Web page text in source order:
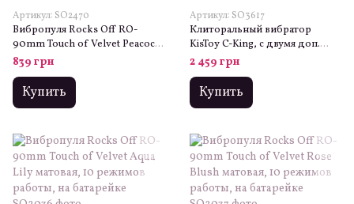
Артикул: SO2470
Вибропуля Rocks Off RO-
90mm Touch of Velvet Peacock
Petals матовая, 10 режимов
работы, на батарейке
839 грн
Купить
Артикул: SO3617
Клиторальный вибратор
KisToy C-King, с двумя доп.
насадками, мощная точечная
стимуляция
2 459 грн
Купить